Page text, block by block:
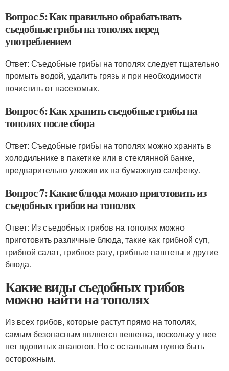
Вопрос 5: Как правильно обрабатывать
съедобные грибы на тополях перед
употреблением
Ответ: Съедобные грибы на тополях следует тщательно
промыть водой, удалить грязь и при необходимости
почистить от насекомых.
Вопрос 6: Как хранить съедобные грибы на
тополях после сбора
Ответ: Съедобные грибы на тополях можно хранить в
холодильнике в пакетике или в стеклянной банке,
предварительно уложив их на бумажную салфетку.
Вопрос 7: Какие блюда можно приготовить из
съедобных грибов на тополях
Ответ: Из съедобных грибов на тополях можно
приготовить различные блюда, такие как грибной суп,
грибной салат, грибное рагу, грибные паштеты и другие
блюда.
Какие виды съедобных грибов
можно найти на тополях
Из всех грибов, которые растут прямо на тополях,
самым безопасным является вешенка, поскольку у нее
нет ядовитых аналогов. Но с остальным нужно быть
осторожным.